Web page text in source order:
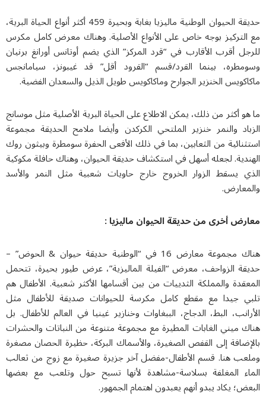
حديقة الحيوان الوطنية مالیزیا بغابة وبحيرة 459 أكثر أنواع الحياة البرية،
بوجه خاص على الأنواع الأصلية. وهناك معرض كامل مكرس
أقرب الأقارب في “قرد المركز” الذي يضم أوتانس أورانغ برنيان
بينما القرد/قسم “القرود أقل” قد غيبونز، سيامانجس
الخنزير الجوارح وماكاكويس طويل الذيل والسعدان الفضية.
أكثر من ذلك، يمكن الاطلاع على الحياة البرية الأصلية مثل موسانج
والنمر خنزير الملتحي الكركدن وأيضا ملامح الحديقة مجموعة
من الثعابين، بما في ذلك الأفعى الحفرة سومطرة وبيثون روك
لجعله أسهل في استكشاف حديقة الحيوان، وهناك حافلة مكوكية
يسقط الزوار الخروج خارج حاويات شعبية مثل النمر والأسد
أخرى من حديقة الحيوان ماليزيا :
هناك مجموعة معارض 16 في “الوطنية حديقة حيوان & الحوض” –
الزواحف، معرض “الفيلة الماليزية”، عرض طيور بحيرة، تتحمل
والمملكة الثدييات من بين أقسامها الأكثر شعبية. الأطفال هم
جيدا مع مقطع كامل مكرسة للحيوانات صديقة للأطفال مثل
البط، الدجاج، الببغاوات وخنازير غينيا في العالم للأطفال. بل
ميني الغابات المطيرة مع مجموعة متنوعة من النباتات والحشرات
إلى القفص الصغيرة، والأسماك البركة، حظيرة الحصان مصغرة
هنا. قسم الأطفال-مفضل آخر جزيرة صغيرة مع زوج من ثعالب
المغلفة بسلاسة-مشاهدة لأنها تسبح حول وتلعب مع بعضها
يكاد يبدو أنهم يعبدون اهتمام الجمهور.